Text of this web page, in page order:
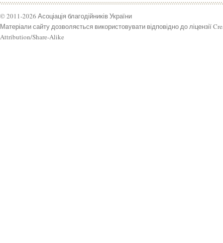
© 2011-2026 Асоціація благодійників України
Матеріали сайту дозволяється використовувати відповідно до ліцензії
Attribution/Share-Alike